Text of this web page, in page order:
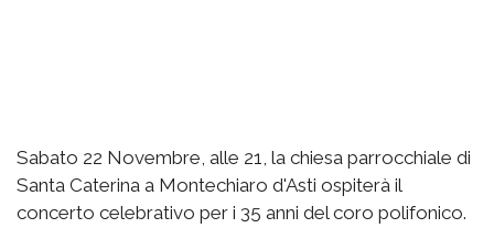
Sabato 22 Novembre, alle 21, la chiesa parrocchiale di
Santa Caterina a Montechiaro d'Asti ospiterà il
concerto celebrativo per i 35 anni del coro polifonico.